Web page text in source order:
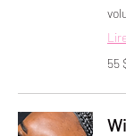
55
55